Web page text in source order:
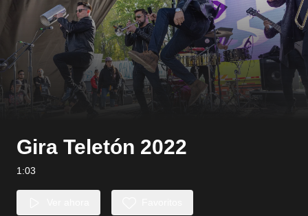
Gira Teletón 2022
1:03